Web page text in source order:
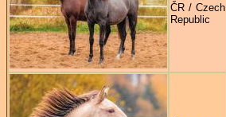
ČR / Czech
Republic